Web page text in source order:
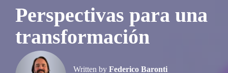
Perspectivas para una
transformación
Written by Federico Baronti